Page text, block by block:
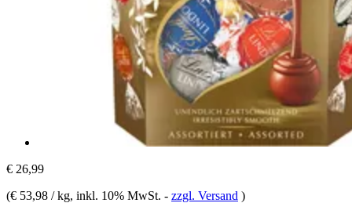
€ 26,99
(€ 53,98 / kg, inkl. 10% MwSt. - zzgl. Versand )